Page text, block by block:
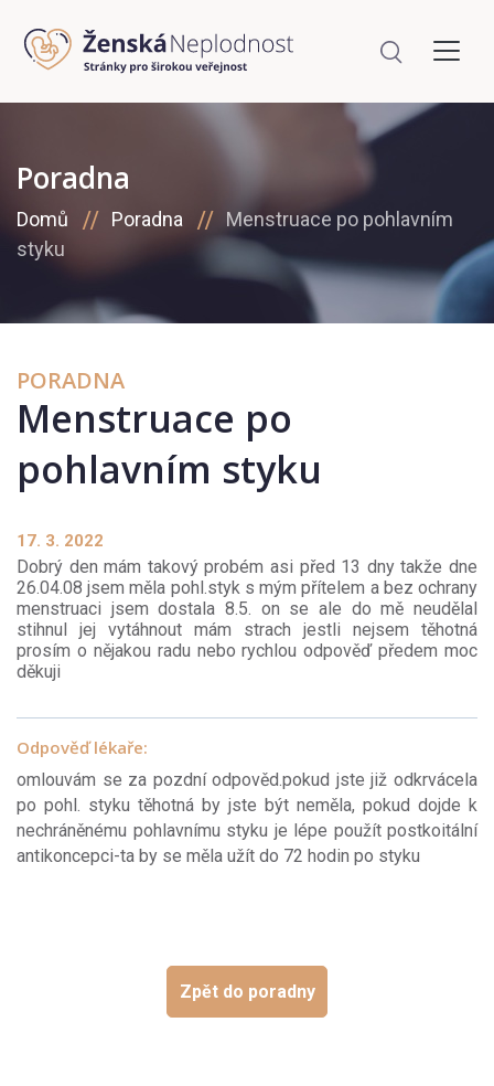
Poradna
Domů Poradna
Menstruace po pohlavním
styku
PORADNA
Menstruace po
pohlavním styku
17. 3. 2022
Dobrý den mám takový probém asi před 13 dny takže dne
26.04.08 jsem měla pohl.styk s mým přítelem a bez ochrany
menstruaci jsem dostala 8.5. on se ale do mě neudělal
stihnul jej vytáhnout mám strach jestli nejsem těhotná
prosím o nějakou radu nebo rychlou odpověď předem moc
děkuji
Odpověď lékaře:
omlouvám se za pozdní odpověd.pokud jste již odkrvácela
po pohl. styku těhotná by jste být neměla, pokud dojde k
nechráněnému pohlavnímu styku je lépe použít postkoitální
antikoncepci-ta by se měla užít do 72 hodin po styku
Zpět do poradny